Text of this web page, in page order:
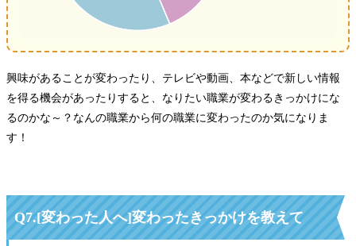
興味があることが変わったり、テレビや動画、本などで新しい情報
を得る機会があったりすると、なりたい職業が変わるきっかけにな
るのかな～？なんの職業から何の職業に変わったのか気になりま
す！
Q7.[変わった人へ]変わったきっかけを教えて